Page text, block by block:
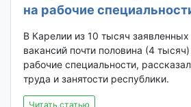
на рабочие
В Карелии из 10 тысяч
вакансий почти половина (4
рабочие специальности,
труда и занятости республики.
Читать статью